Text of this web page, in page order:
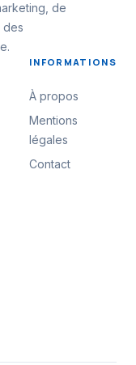
de
des
INFORMATIONS
À propos
Mentions
légales
Contact